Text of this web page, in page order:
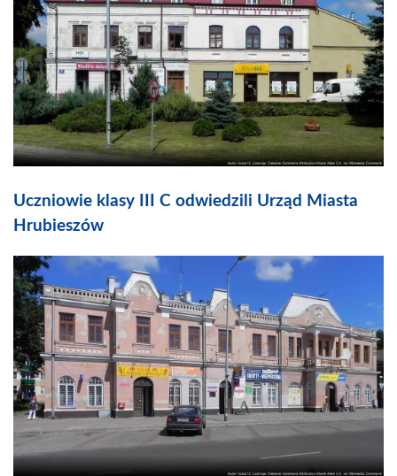
Uczniowie klasy III C odwiedzili Urząd Miasta
Hrubieszów